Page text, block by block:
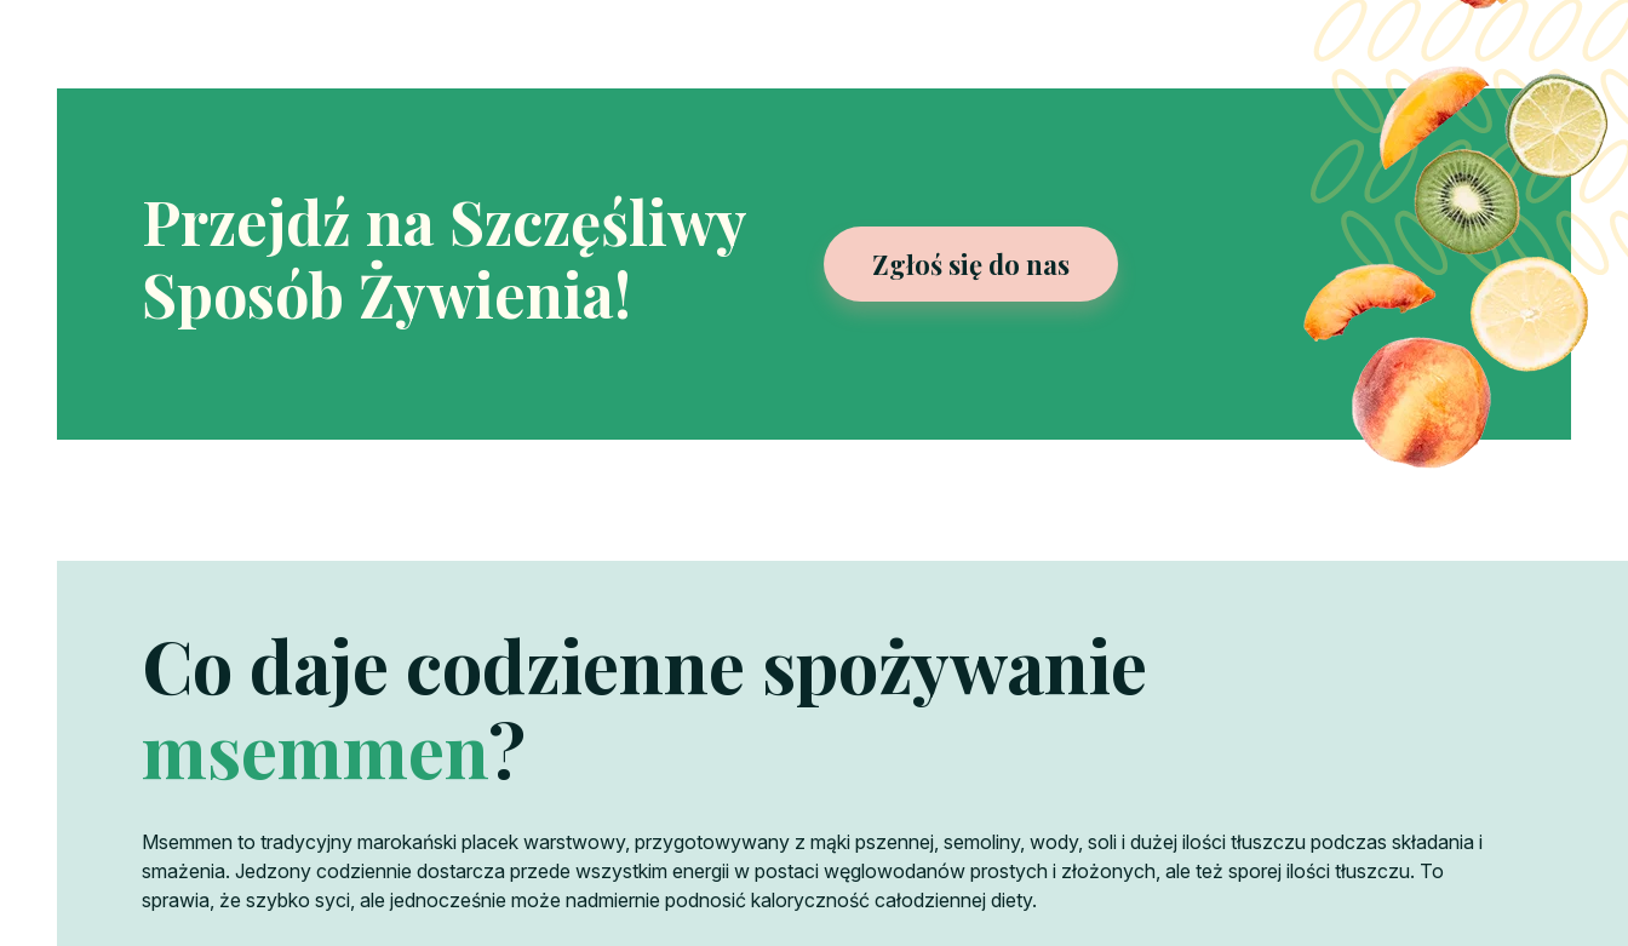
Przejdź na Szczęśliwy
Sposób Żywienia!
Zgłoś się do nas
Co daje codzienne spożywanie
msemmen?
Msemmen to tradycyjny marokański placek warstwowy, przygotowywany z mąki pszennej, semoliny, wody, soli i dużej ilości tłuszczu podczas składania i
smażenia. Jedzony codziennie dostarcza przede wszystkim energii w postaci węglowodanów prostych i złożonych, ale też sporej ilości tłuszczu. To
sprawia, że szybko syci, ale jednocześnie może nadmiernie podnosić kaloryczność całodziennej diety.